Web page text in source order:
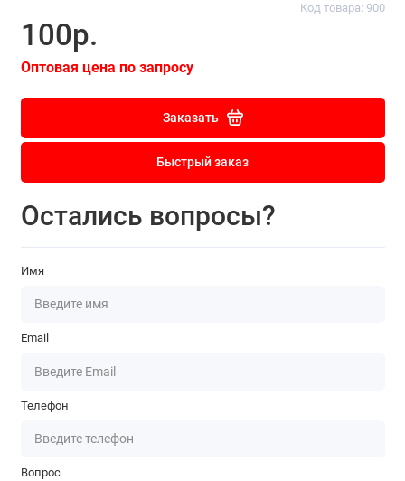
Код товара: 900
100р.
Оптовая цена по запросу
Заказать
Быстрый заказ
Остались вопросы?
Имя
Email
Телефон
Вопрос